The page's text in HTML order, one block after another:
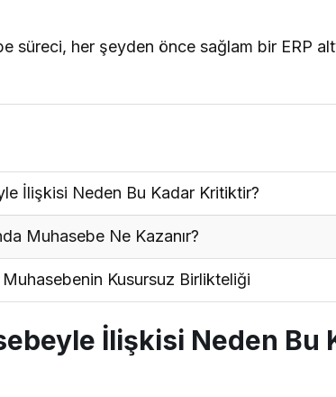
süreci, her şeyden önce sağlam bir ERP
İlişkisi Neden Bu Kadar Kritiktir?
Muhasebe Ne Kazanır?
Kusursuz Birlikteliği
İlişkisi Neden Bu